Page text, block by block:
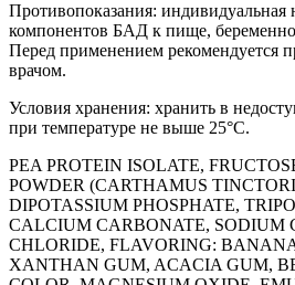
Противопоказания: индивидуальная
компонентов БАД к пище,
Перед применением рекомендуется
врачом.
Условия хранения: хранить в
при температуре не выше 25°С.
PEA PROTEIN ISOLATE,
POWDER (CARTHAMUS
DIPOTASSIUM PHOSPHATE,
CALCIUM CARBONATE, SODIUM
CHLORIDE, FLAVORING:
XANTHAN GUM, ACACIA GUM,